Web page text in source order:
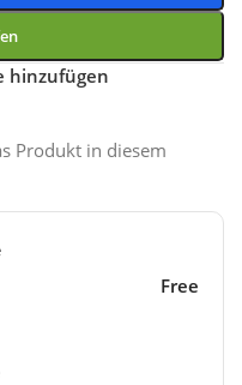
hinzufügen
Produkt in diesem
Free